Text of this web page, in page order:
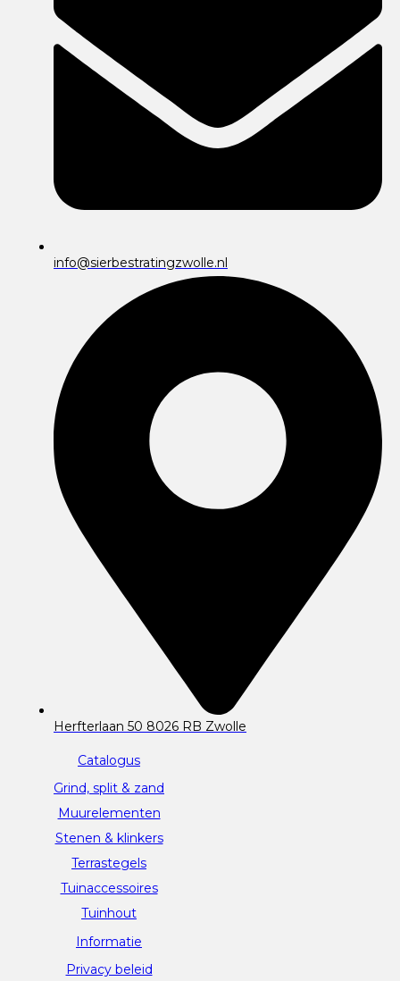
info@sierbestratingzwolle.nl
Herfterlaan 50 8026 RB Zwolle
Catalogus
Grind, split & zand
Muurelementen
Stenen & klinkers
Terrastegels
Tuinaccessoires
Tuinhout
Informatie
Privacy beleid